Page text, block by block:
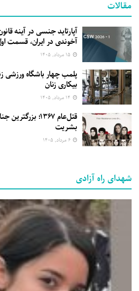
مقالات
آپارتاید جنسی در آینه
آخوندی در ایران، قسمت
پلمب چهار باشگاه ورزشی
بیکاری زنان
قتل‌عام ۱۳۶۷؛
بشریت
شهدای راه آزادی